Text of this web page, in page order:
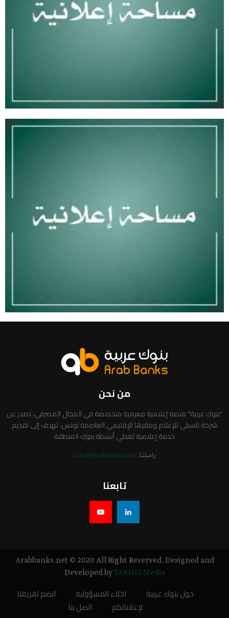
من نحن
"بنوك عربية" منصة إعلامية معرفية متخصصة في المجال المصرفي، تصدر عن
شركة تاسيلي للإعلام ومقرها الإقليمي العاصمة تونس، تهدف إلى تقديم
خدمة إعلامية تغطي أنشطة بنوك المنطقة
راسلنا: info@arabbanks.net
تابعنا
Arabbanks.net © 2020 All Right Reserved. Designed and
Developed byTASSILI Media
حول بنوك عربية اخلاء المسؤولية
انضم لفريقنا
لإعلاناتكم
اتصل بنا